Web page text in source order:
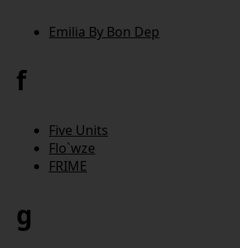
Emilia By Bon Dep
f
Five Units
Flo`wze
FRIME
g